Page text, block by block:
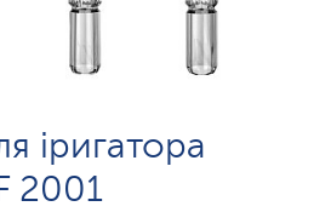
іригатора
2001